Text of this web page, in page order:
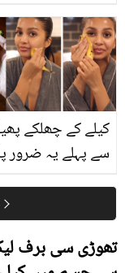
بتائے راز
کیلے کے چھلکے
سے پہلے یہ ضرور
سستا اور قدرتی
تھوڑی سی برف